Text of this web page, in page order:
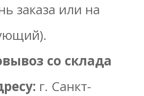
заказа или на
со склада
г. Санкт-